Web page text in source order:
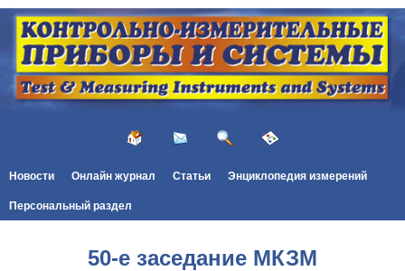
Новости Онлайн журнал Статьи Энциклопедия измерений
Персональный раздел
50-е заседание МКЗМ